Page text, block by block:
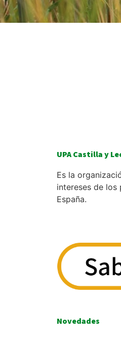
UPA Castilla y
Es la
intereses de los
España.
Novedades